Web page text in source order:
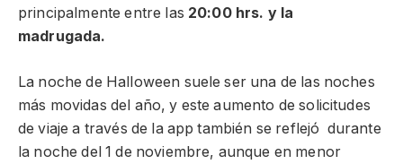
principalmente entre las 20:00 hrs. y la
madrugada.
La noche de Halloween suele ser una de las noches
más movidas del año, y este aumento de solicitudes
de viaje a través de la app también se reflejó durante
la noche del 1 de noviembre, aunque en menor